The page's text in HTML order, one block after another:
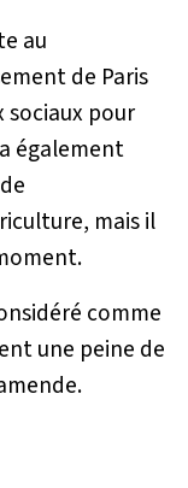
au
de Paris
sociaux pour
également
mais il
comme
une peine de